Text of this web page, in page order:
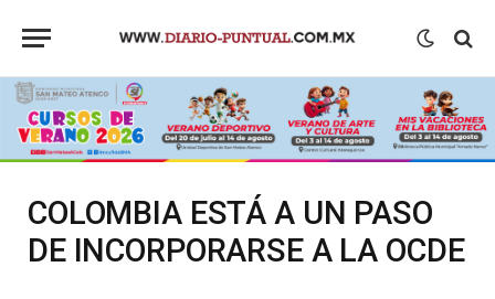
COLOMBIA ESTÁ A UN PASO
DE INCORPORARSE A LA OCDE